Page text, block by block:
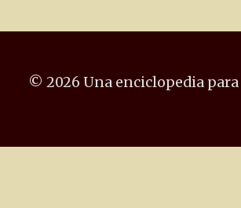
© 2026 Una enciclopedia para